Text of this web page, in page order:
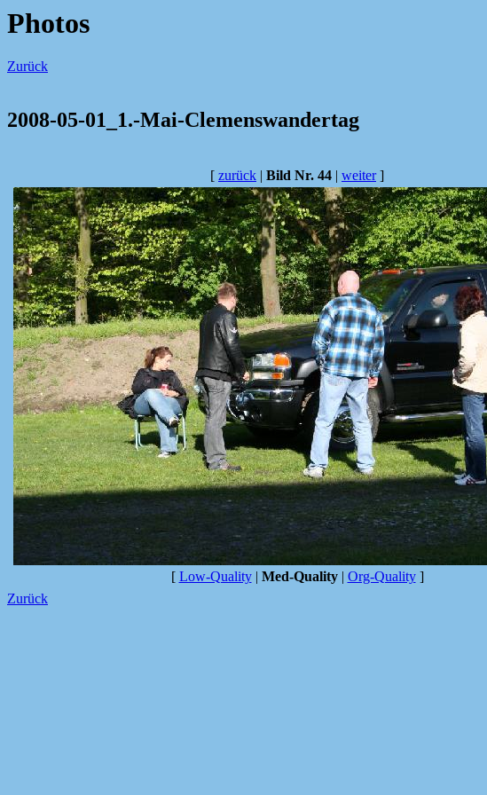
Photos
Zurück
2008-05-01_1.-Mai-Clemenswandertag
[ zurück | Bild Nr. 44 | weiter]
[ Low-Quality| Med-Quality| Org-Quality]
Zurück